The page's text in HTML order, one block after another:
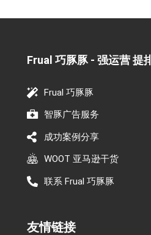
Frual 巧豚豚 - 强运营 提
Frual 巧豚豚
智豚广告服务
成功案例分享
WOOT 亚马逊干货
联系 Frual 巧豚豚
友情链接